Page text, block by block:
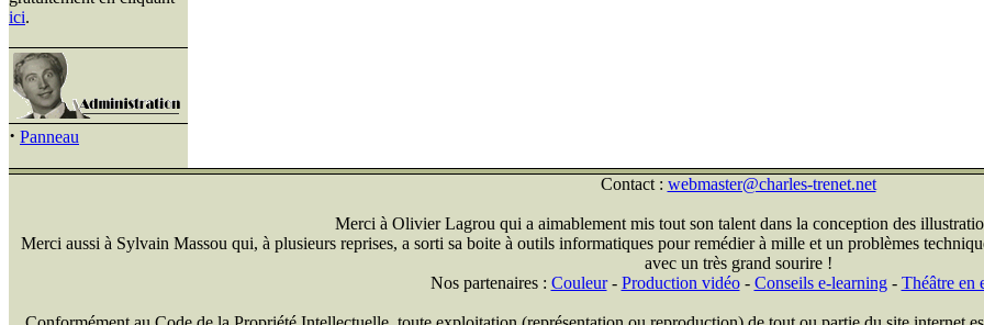
ici.
· Panneau
Contact : webmaster@charles-trenet.net
Merci à Olivier Lagrou qui a aimablement mis tout son talent dans la conception des
Merci aussi à Sylvain Massou qui, à plusieurs reprises, a sorti sa boite à outils informatiques pour remédier à mille et un problèmes
avec un très grand sourire !
Nos partenaires : Couleur- Production vidéo- Conseils e-learning- Théâtre en